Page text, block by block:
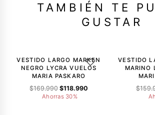
TAMBIÉN TE
GUSTAR
AGREGAR A LA
VESTIDO LARGO MARKEN
NEGRO LYCRA VUELOS
MARIA PASKARO
$169.990 El
precio
$118.990
El
precio
Ahorras 30%
VESTIDO
MARINO
$